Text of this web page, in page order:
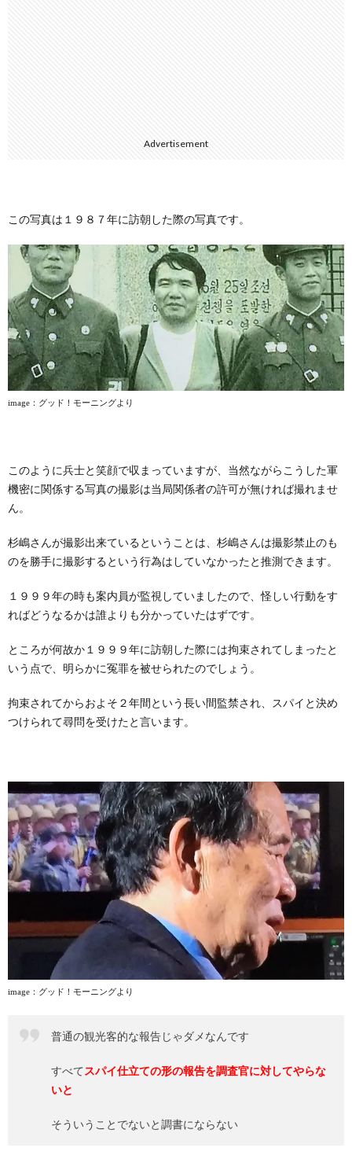
Advertisement
この写真は１９８７年に訪朝した際の写真です。
image ：グッド！モーニングより
このように兵士と笑顔で収まっていますが、当然ながらこうした軍
機密に関係する写真の撮影は当局関係者の許可が無ければ撮れませ
ん。
杉嶋さんが撮影出来ているということは、杉嶋さんは撮影禁止のも
のを勝手に撮影するという行為はしていなかったと推測できます。
１９９９年の時も案内員が監視していましたので、怪しい行動をす
ればどうなるかは誰よりも分かっていたはずです。
ところが何故か１９９９年に訪朝した際には拘束されてしまったと
いう点で、明らかに冤罪を被せられたのでしょう。
拘束されてからおよそ２年間という長い間監禁され、スパイと決め
つけられて尋問を受けたと言います。
image ：グッド！モーニングより
普通の観光客的な報告じゃダメなんです
すべてスパイ仕立ての形の報告を調査官に対してやらな
いと
そういうことでないと調書にならない